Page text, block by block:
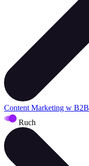
Content Marketing w B2B
Ruch